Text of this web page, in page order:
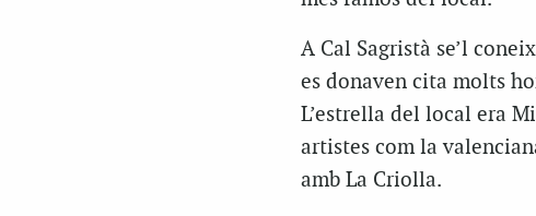
A Cal Sagristà se’l
es donaven cita molts
L’estrella del local era
artistes com la
amb La Criolla.